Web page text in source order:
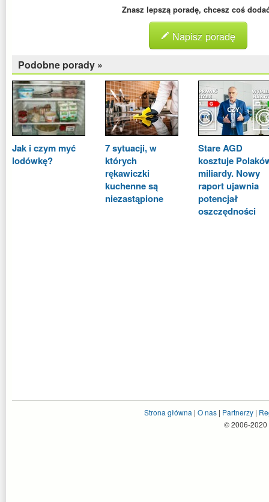
Znasz lepszą poradę, chcesz coś
Napisz poradę
Podobne porady »
Jak i czym myć
lodówkę?
7 sytuacji, w
których
rękawiczki
kuchenne są
niezastąpione
Stare AGD
kosztuje
miliardy. Nowy
raport ujawnia
potencjał
oszczędności
Strona główna | O nas| Partnerzy|
© 2006-2020